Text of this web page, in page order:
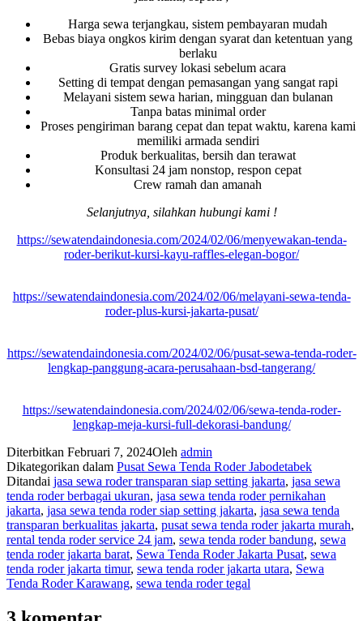
Harga sewa terjangkau, sistem pembayaran mudah
Bebas biaya ongkos kirim dengan syarat dan ketentuan yang
berlaku
Gratis survey lokasi sebelum acara
Setting di tempat dengan pemasangan yang sangat rapi
Melayani sistem sewa harian, mingguan dan bulanan
Tanpa batas minimal order
Proses pengiriman barang cepat dan tepat waktu, karena kami
memiliki armada sendiri
Produk berkualitas, bersih dan terawat
Konsultasi 24 jam nonstop, respon cepat
Crew ramah dan amanah
Selanjutnya, silahkan hubungi kami !
https://sewatendaindonesia.com/2024/02/06/menyewakan-tenda-
roder-berikut-kursi-kayu-raffles-elegan-bogor/
https://sewatendaindonesia.com/2024/02/06/melayani-sewa-tenda-
roder-plus-kursi-jakarta-pusat/
https://sewatendaindonesia.com/2024/02/06/pusat-sewa-tenda-roder-
lengkap-panggung-acara-perusahaan-bsd-tangerang/
https://sewatendaindonesia.com/2024/02/06/sewa-tenda-roder-
lengkap-meja-kursi-full-dekorasi-bandung/
Diterbitkan Februari 7, 2024Oleh admin
Dikategorikan dalam Pusat Sewa Tenda Roder Jabodetabek
Ditandai jasa sewa roder transparan siap setting jakarta, jasa sewa
tenda roder berbagai ukuran, jasa sewa tenda roder pernikahan
jakarta, jasa sewa tenda roder siap setting jakarta, jasa sewa tenda
transparan berkualitas jakarta, pusat sewa tenda roder jakarta murah,
rental tenda roder service 24 jam, sewa tenda roder bandung, sewa
tenda roder jakarta barat, Sewa Tenda Roder Jakarta Pusat, sewa
tenda roder jakarta timur, sewa tenda roder jakarta utara, Sewa
Tenda Roder Karawang, sewa tenda roder tegal